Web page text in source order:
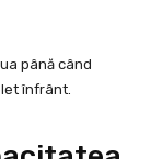
până când
înfrânt.